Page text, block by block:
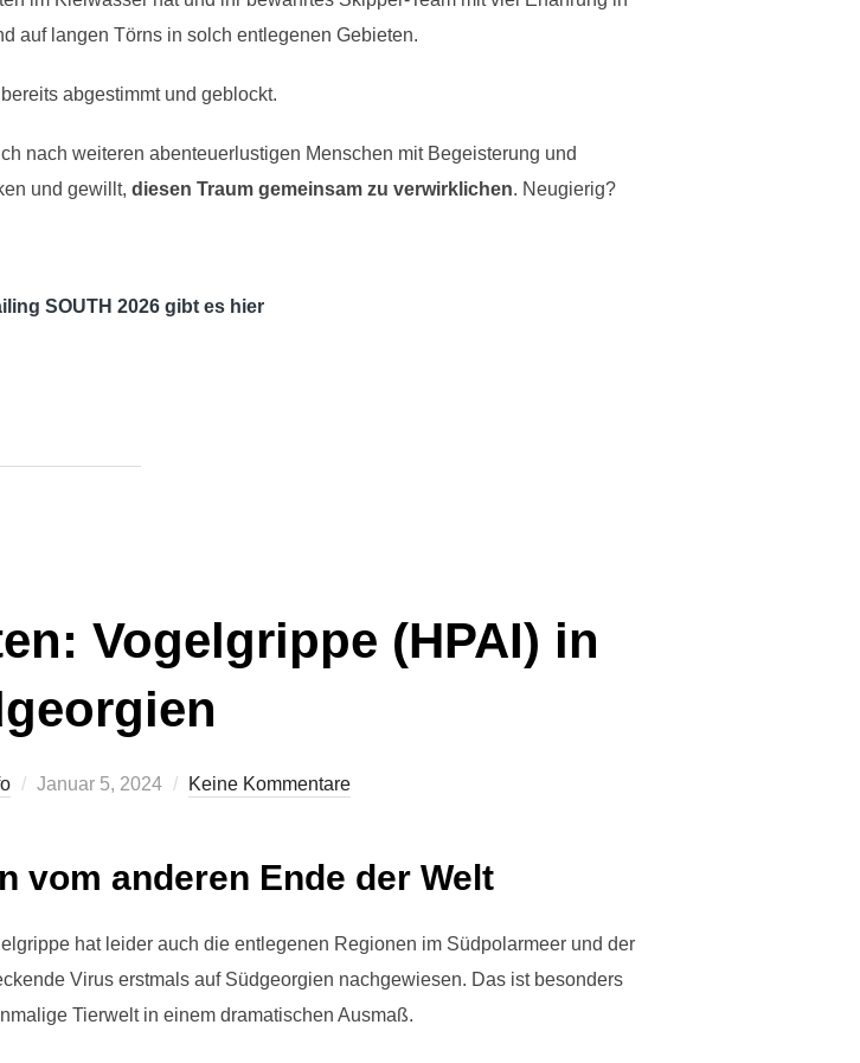
auf langen Törns in solch entlegenen Gebieten.
abgestimmt und geblockt.
nach weiteren abenteuerlustigen Menschen mit Begeisterung und
und gewillt, diesen Traum gemeinsam zu verwirklichen. Neugierig?
SOUTH 2026 gibt es hier
Vogelgrippe (HPAI) in
Veröffentlicht
Januar 5, 2024 Keine Kommentare
vom anderen Ende der Welt
hat leider auch die entlegenen Regionen im Südpolarmeer und der
Virus erstmals auf Südgeorgien nachgewiesen. Das ist besonders
Tierwelt in einem dramatischen Ausmaß.